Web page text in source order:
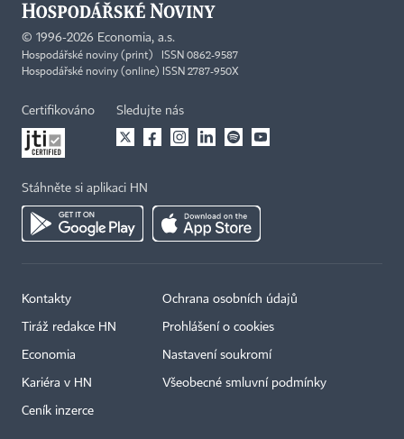
© 1996-2026 Economia, a.s.
Hospodářské noviny (print) ISSN 0862-9587
Hospodářské noviny (online) ISSN 2787-950X
Certifikováno Sledujte nás
Stáhněte si aplikaci HN
Kontakty
Tiráž redakce HN
Economia
Kariéra v HN
Ceník inzerce
Ochrana osobních údajů
Prohlášení o cookies
Nastavení soukromí
Všeobecné smluvní podmínky